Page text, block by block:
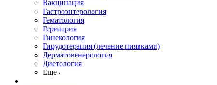
Вакцинация
Гастроэнтерология
Гематология
Гериатрия
Гинекология
Гирудотерапия (лечение пиявками)
Дерматовенерология
Диетология
Еще